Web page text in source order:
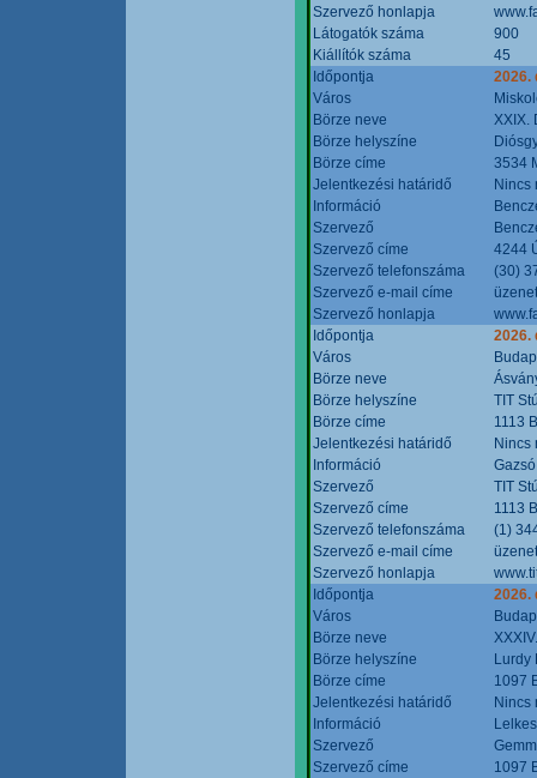
Szervező honlapja
Látogatók száma
900
Kiállítók száma
45
Időpontja
2026.
Város
Börze neve
XXIX.
Börze helyszíne
Börze címe
3534
Jelentkezési határidő
Nincs
Információ
Szervező
Szervező címe
4244
Szervező telefonszáma
(30)
Szervező e-mail címe
Szervező honlapja
Időpontja
2026.
Város
Börze neve
Börze helyszíne
TIT
Börze címe
1113
Jelentkezési határidő
Nincs
Információ
Szervező
TIT
Szervező címe
1113
Szervező telefonszáma
(1)
Szervező e-mail címe
Szervező honlapja
Időpontja
2026.
Város
Börze neve
Börze helyszíne
Lurdy
Börze címe
1097
Jelentkezési határidő
Nincs
Információ
Szervező
Szervező címe
1097